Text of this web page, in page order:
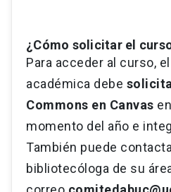
¿Cómo solicitar el
Para acceder al curso,
académica debe
Commons en Canvas
momento del año e
También puede
bibliotecóloga de su